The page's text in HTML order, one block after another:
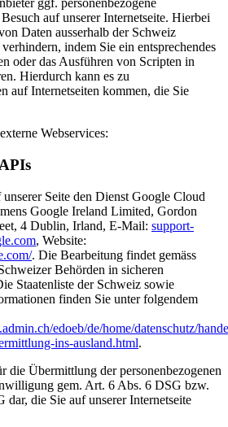
ggf. personenbezogene
auf unserer Internetseite. Hierbei
Daten ausserhalb der Schweiz
indem Sie ein entsprechendes
oder das Ausführen von Scripten in
Hierdurch kann es zu
auf Internetseiten kommen, die Sie
Webservices:
Seite den Dienst Google Cloud
Google Ireland Limited, Gordon
4 Dublin, Irland, E-Mail: support-
, Website:
. Die Bearbeitung findet gemäss
Behörden in sicheren
Staatenliste der Schweiz sowie
finden Sie unter folgendem
edoeb/de/home/datenschutz/
ins-ausland.html.
die Übermittlung der personenbezogenen
gem. Art. 6 Abs. 6 DSG bzw.
dar, die Sie auf unserer Internetseite